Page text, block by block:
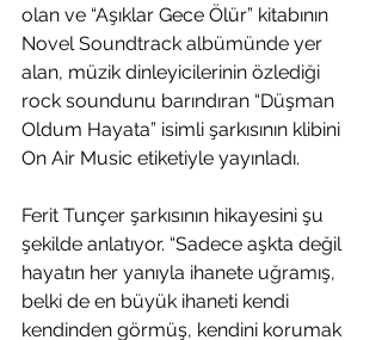
olan ve “Aşıklar Gece Ölür” kitabının
Novel Soundtrack albümünde yer
alan, müzik dinleyicilerinin özlediği
rock soundunu barındıran “Düşman
Oldum Hayata” isimli şarkısının klibini
On Air Music etiketiyle yayınladı.
Ferit Tunçer şarkısının hikayesini şu
şekilde anlatıyor. “Sadece aşkta değil
hayatın her yanıyla ihanete uğramış,
belki de en büyük ihaneti kendi
kendinden görmüş, kendini korumak